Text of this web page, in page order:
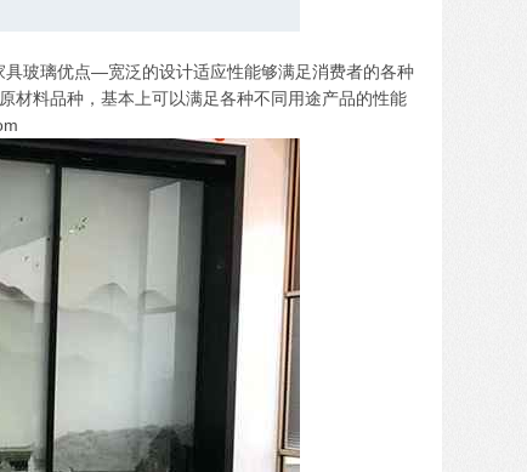
玻璃优点—宽泛的设计适应性能够满足消费者的各种
材料品种，基本上可以满足各种不同用途产品的性能